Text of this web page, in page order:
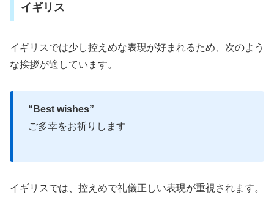
イギリス
イギリスでは少し控えめな表現が好まれるため、次のよう
な挨拶が適しています。
“Best wishes”
ご多幸をお祈りします
イギリスでは、控えめで礼儀正しい表現が重視されます。